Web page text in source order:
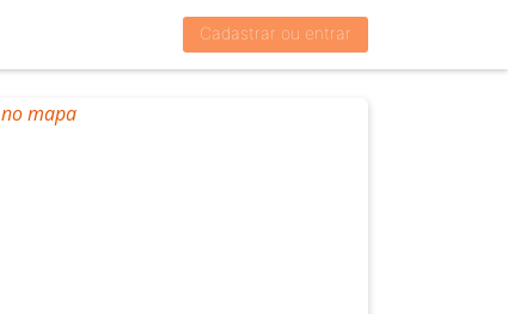
Cadastrar ou entrar